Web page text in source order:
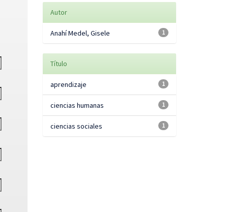
Autor
1
Anahí Medel, Gisele
Título
1
aprendizaje
1
ciencias humanas
1
ciencias sociales